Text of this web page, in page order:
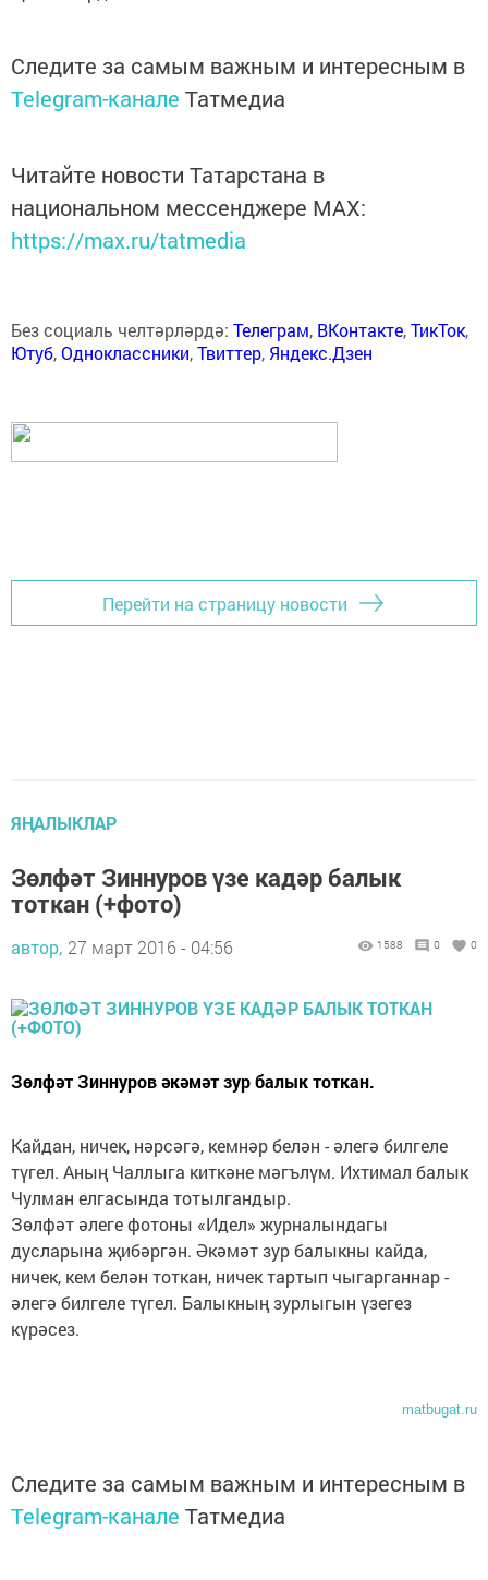
Следите за самым важным и интересным в
Telegram-канале Татмедиа
Читайте новости Татарстана в
национальном мессенджере MАХ:
https://max.ru/tatmedia
Без социаль челтәрләрдә: Телеграм, ВКонтакте,ТикТок,
Ютуб,Одноклассники,Твиттер, Яндекс.Дзен
Перейти на страницу новости
ЯҢАЛЫКЛАР
Зөлфәт Зиннуров үзе кадәр балык
тоткан (+фото)
автор, 27 март 2016 - 04:56 1588 0 0
Зөлфәт Зиннуров әкәмәт зур балык тоткан.
Кайдан, ничек, нәрсәгә, кемнәр белән - әлегә билгеле
түгел. Аның Чаллыга киткәне мәгълүм. Ихтимал балык
Чулман елгасында тотылгандыр.
Зөлфәт әлеге фотоны «Идел» журналындагы
дусларына җибәргән. Әкәмәт зур балыкны кайда,
ничек, кем белән тоткан, ничек тартып чыгарганнар -
әлегә билгеле түгел. Балыкның зурлыгын үзегез
күрәсез.
matbugat.ru
Следите за самым важным и интересным в
Telegram-канале Татмедиа